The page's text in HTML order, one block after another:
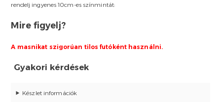
rendelj ingyenes 10cm-es színmintát:
Mire figyelj?
A masnikat szigorúan tilos futóként használni.
Gyakori kérdések
Készlet információk